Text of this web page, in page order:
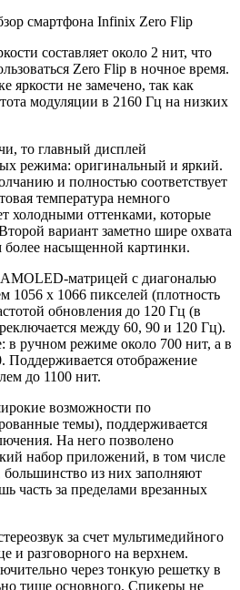
составляет около 2 нит, что
Zero Flip в ночное время.
яркости не замечено, так как
модуляции в 2160 Гц на низких
то главный дисплей
режима: оригинальный и яркий.
и полностью соответствует
температура немного
холодными оттенками, которые
вариант заметно шире охвата
насыщенной картинки.
матрицей с диагональю
1056 x 1066 пикселей (плотность
обновления до 120 Гц (в
между 60, 90 и 120 Гц).
в ручном режиме около 700 нит, а в
Поддерживается отображение
до 1100 нит.
возможности по
темы), поддерживается
На него позволено
набор приложений, в том числе
из них заполняют
часть за пределами врезанных
за счет мультимедийного
и разговорного на верхнем.
через тонкую решетку в
тише основного. Спикеры не